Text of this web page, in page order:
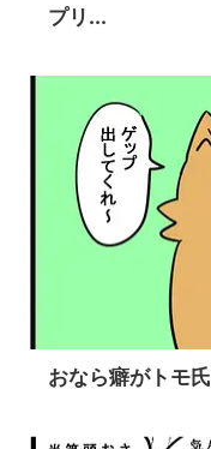
プリ...
おなら癖がトモ